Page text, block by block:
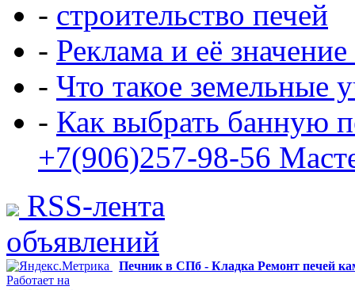
- строительство печей
- Реклама и её
- Что такое земельные
- Как выбрать банную
+7(906)257-98-56
RSS-лента
объявлений
Печник в СПб - Кладка Ремонт печей
Работает на